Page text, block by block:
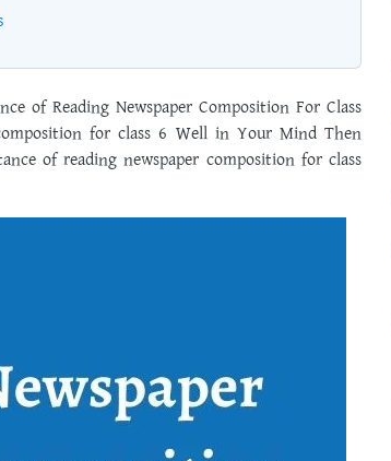
of Reading Newspaper Composition For Class
for class 6 Well in Your Mind Then
of reading newspaper composition for class